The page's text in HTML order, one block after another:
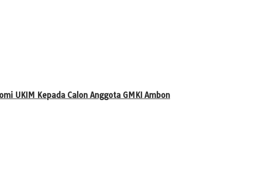
UKIM Kepada Calon Anggota GMKI Ambon